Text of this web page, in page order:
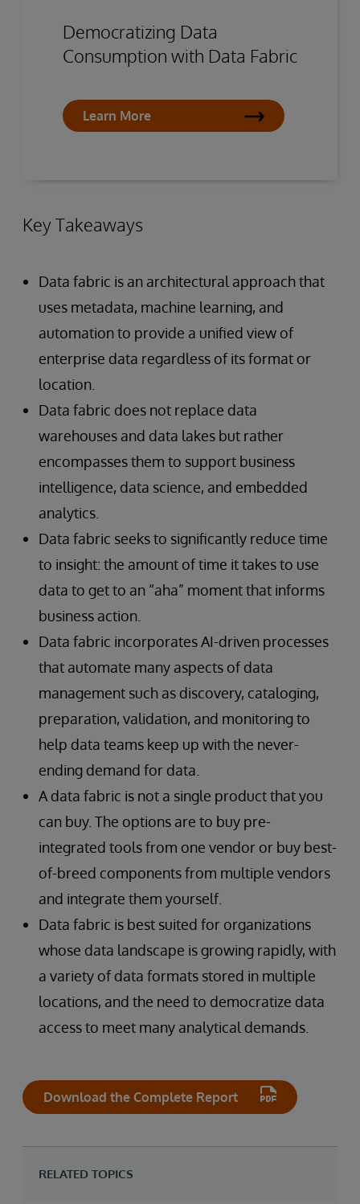
Democratizing Data
Consumption with Data Fabric
Learn More
Key Takeaways
Data fabric is an architectural approach that
uses metadata, machine learning, and
automation to provide a unified view of
enterprise data regardless of its format or
location.
Data fabric does not replace data
warehouses and data lakes but rather
encompasses them to support business
intelligence, data science, and embedded
analytics.
Data fabric seeks to significantly reduce time
to insight: the amount of time it takes to use
data to get to an “aha” moment that informs
business action.
Data fabric incorporates AI-driven processes
that automate many aspects of data
management such as discovery, cataloging,
preparation, validation, and monitoring to
help data teams keep up with the never-
ending demand for data.
A data fabric is not a single product that you
can buy. The options are to buy pre-
integrated tools from one vendor or buy best-
of-breed components from multiple vendors
and integrate them yourself.
Data fabric is best suited for organizations
whose data landscape is growing rapidly, with
a variety of data formats stored in multiple
locations, and the need to democratize data
access to meet many analytical demands.
Download the Complete Report
RELATED TOPICS